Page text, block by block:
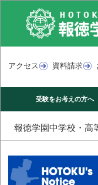
アクセス 資料請求
受験をお考えの方へ
報徳学園中学校・高